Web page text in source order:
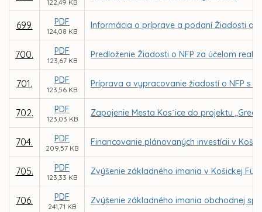
122,49 KB
699. PDF
124,08 KB
Informácia o príprave a podaní Žiadosti o
700. PDF
123,67 KB
Predloženie Žiadosti o NFP za účelom
701. PDF
123,56 KB
Príprava a vypracovanie žiadostí o NFP s
702. PDF
123,03 KB
Zapojenie Mesta Kosˇice do projektu
704. PDF
209,57 KB
Financovanie plánovaných investícii v
705. PDF
123,33 KB
Zvýšenie základného imania v Košickej
706. PDF
241,71 KB
Zvýšenie základného imania obchodnej